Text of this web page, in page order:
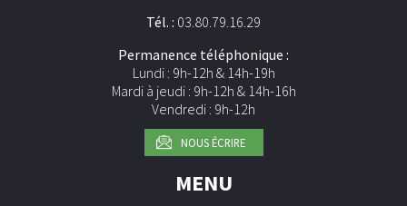
Tél. : 03.80.79.16.29
Permanence téléphonique :
Lundi : 9h-12h & 14h-19h
Mardi à jeudi : 9h-12h & 14h-16h
Vendredi : 9h-12h
NOUS ÉCRIRE
MENU